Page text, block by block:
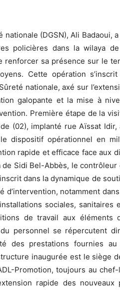
(DGSN), Ali Badaoui,
policières dans la wilaya
sa présence sur le
Cette opération
nationale, axé sur
galopante et la mise à
Première étape de la
(02), implanté rue Aïssat
dispositif opérationnel en
rapide et efficace face aux
Sidi Bel-Abbès, le
dans la dynamique de
d’intervention, notamment
sociales,
de travail aux éléments
personnel se répercutent
des prestations fournies
inaugurée est le siège
Promotion, toujours au
rapide des